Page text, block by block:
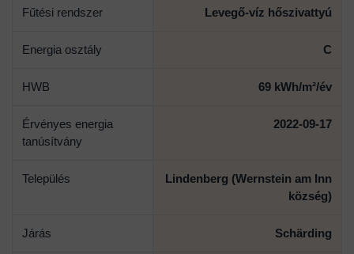
Fűtési rendszer Levegő-víz hőszivattyú
Energia osztály C
HWB 69 kWh/m²/év
Érvényes energia
tanúsítvány
2022-09-17
Település
Lindenberg (Wernstein am Inn
község)
Járás Schärding